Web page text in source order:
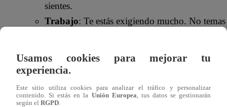
sientes.
Trabajo: Te estás exigiendo mucho. No
: Un pequeño ajuste en tus hábitos
fin de mes.
Leo (23 de julio – 22 de agosto):
Usamos cookies para mejorar tu
experiencia.
Este sitio utiliza cookies para analizar el tráfico y personalizar
contenido. Si estás en la Unión Europea , tus datos se gestionarán
según el RGPD